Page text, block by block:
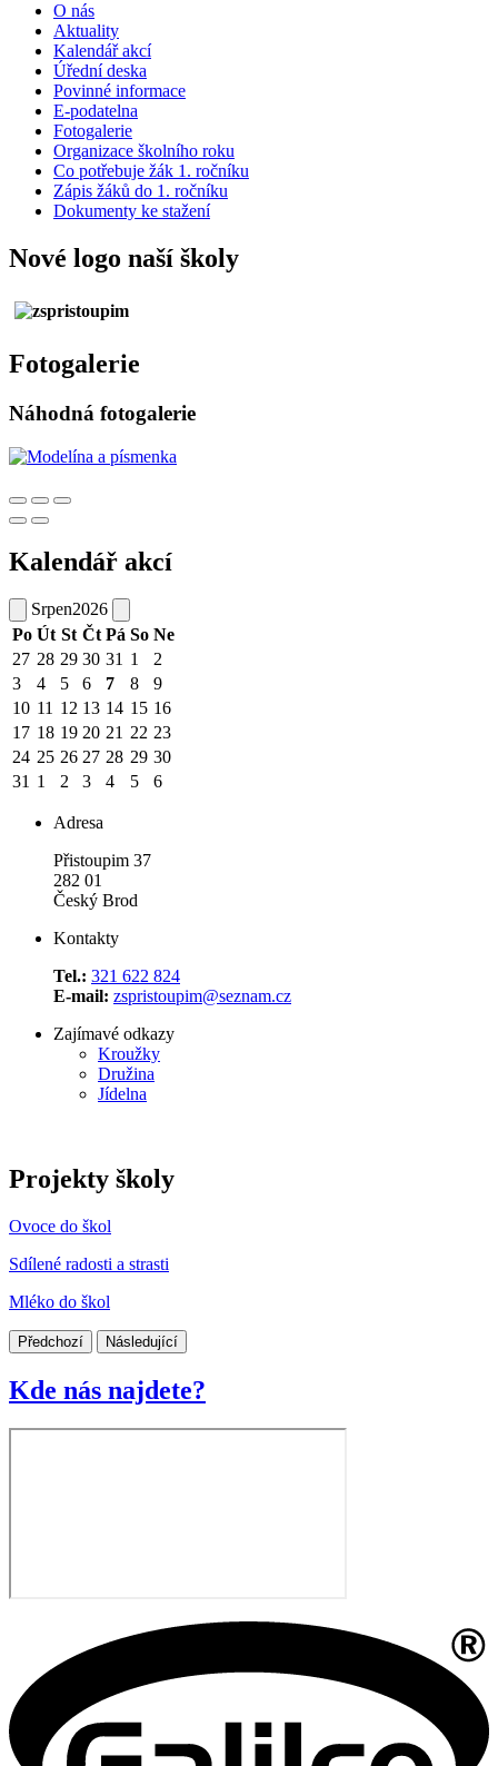
O nás
Aktuality
Kalendář akcí
Úřední deska
Povinné informace
E-podatelna
Fotogalerie
Organizace školního roku
Co potřebuje žák 1. ročníku
Zápis žáků do 1. ročníku
Dokumenty ke stažení
Nové logo naší školy
Fotogalerie
Náhodná fotogalerie
Kalendář akcí
Srpen2026
Po Út St Čt Pá So Ne
27 28 29 30 31 1
2
3
4 5 6 7 8
9
10 11 12 13 14 15 16
17 18 19 20 21 22 23
24 25 26 27 28 29 30
31 1 2 3 4 5 6
Adresa
Přistoupim 37
282 01
Český Brod
Kontakty
Tel.: 321 622 824
E-mail: zspristoupim@seznam.cz
Zajímavé odkazy
Kroužky
Družina
Jídelna
Projekty školy
Ovoce do škol
Sdílené radosti a strasti
Mléko do škol
Předchozí Následující
Kde nás najdete?